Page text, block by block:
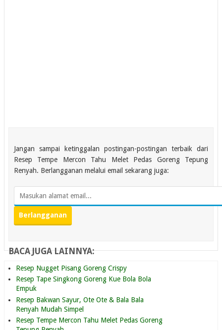
Jangan sampai ketinggalan postingan-postingan terbaik dari
Resep Tempe Mercon Tahu Melet Pedas Goreng Tepung
Renyah. Berlangganan melalui email sekarang juga:
BACA JUGA LAINNYA:
Resep Nugget Pisang Goreng Crispy
Resep Tape Singkong Goreng Kue Bola Bola
Empuk
Resep Bakwan Sayur, Ote Ote & Bala Bala
Renyah Mudah Simpel
Resep Tempe Mercon Tahu Melet Pedas Goreng